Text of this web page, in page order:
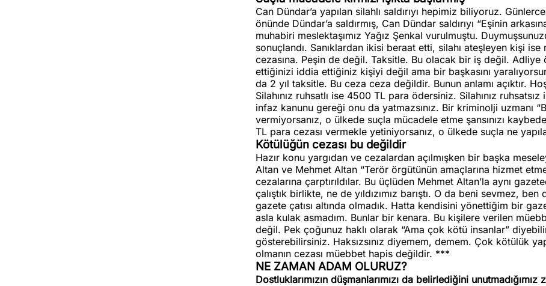
Can Dündar’a yapılan silahlı saldırıyı hepimiz biliyoruz.
önünde Dündar’a saldırmış, Can Dündar saldırıyı “Eşinin
muhabiri meslektaşımız Yağız Şenkal vurulmuştu.
sonuçlandı. Sanıklardan ikisi beraat etti, silahı ateşleyen kişi
cezasına. Peşin de değil. Taksitle. Bu olacak bir iş değil.
ettiğinizi iddia ettiğiniz kişiyi değil ama bir başkasını
da 2 yıl taksitle. Bu ceza ceza değildir. Bunun anlamı açıktır.
Silahınız ruhsatlı ise 4500 TL para ödersiniz. Silahınız
infaz kanunu gereği onu da yatmazsınız. Bir kriminolji uzmanı
vermiyorsanız, o ülkede suçla mücadele etme şansınızı
TL para cezası vermekle yetiniyorsanız, o ülkede suçla ne
Kötülüğün cezası bu değildir
Hazır konu yargıdan ve cezalardan açılmışken bir başka
Altan ve Mehmet Altan “Terör örgütünün amaçlarına hizmet
cezalarına çarptırıldılar. Bu üçlüden Mehmet Altan’la aynı
çalıştık birlikte, ne de yıldızımız barıştı. O da beni sevmez,
gazete çatısı altında olmadık. Hatta kendisini yönettiğim bir
asla kulak asmadım. Bunlar bir kenara. Bu kişilere verilen
değil. Pek çoğunuz haklı olarak “Ama çok kötü insanlar”
gösterebilirsiniz. Haksızsınız diyemem, demem. Çok kötülük
olmanın cezası müebbet hapis değildir. ***
NE ZAMAN ADAM OLURUZ?
Dostluklarımızın düşmanlarımızı da belirlediğini unutmadığımız